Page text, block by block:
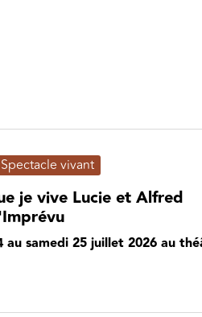
vivant
je vive Lucie et Alfred
au samedi 25 juillet 2026 au